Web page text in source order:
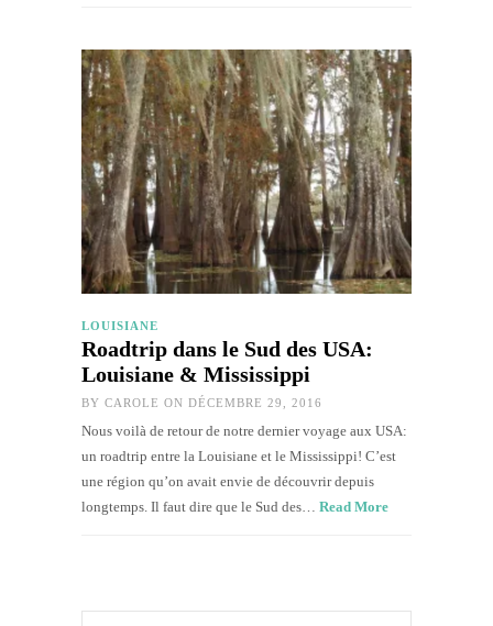
LOUISIANE
Roadtrip dans le Sud des USA:
Louisiane & Mississippi
BY CAROLE ON DÉCEMBRE 29, 2016
Nous voilà de retour de notre dernier voyage aux USA:
un roadtrip entre la Louisiane et le Mississippi! C’est
une région qu’on avait envie de découvrir depuis
longtemps. Il faut dire que le Sud des… Read More